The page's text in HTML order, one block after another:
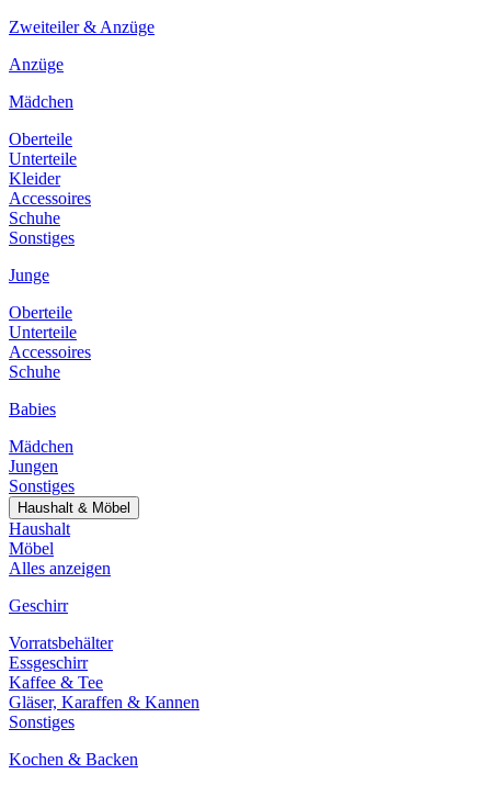
Zweiteiler & Anzüge
Anzüge
Mädchen
Oberteile
Unterteile
Kleider
Accessoires
Schuhe
Sonstiges
Junge
Oberteile
Unterteile
Accessoires
Schuhe
Babies
Mädchen
Jungen
Sonstiges
Haushalt & Möbel
Haushalt
Möbel
Alles anzeigen
Geschirr
Vorratsbehälter
Essgeschirr
Kaffee & Tee
Gläser, Karaffen & Kannen
Sonstiges
Kochen & Backen